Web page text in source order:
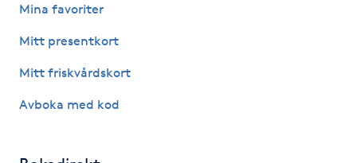
Keratinbehandling
Kinesiologi
Kinesisk medicin
Mina favoriter
Mitt presentkort
Mitt friskvårdskort
Avboka med kod